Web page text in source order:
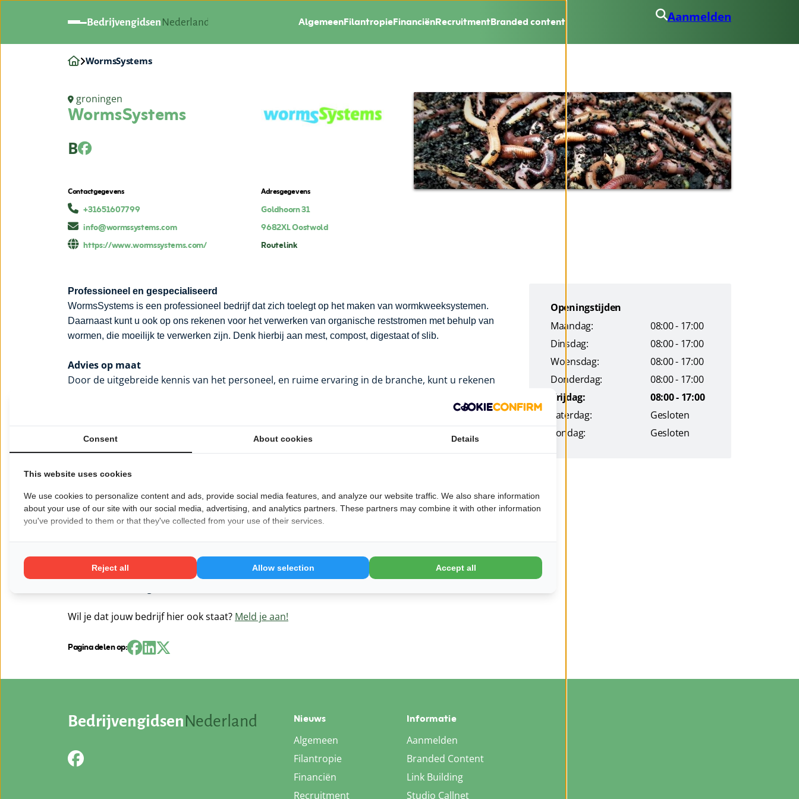
Bedrijvengidsen Nederland AlgemeenFilantropieFinanciënRecruitmentBranded content Aanmelden
WormsSystems
groningen
WormsSystems
B
Contactgegevens
+31651607799
info@wormssystems.com
https://www.wormssystems.com/
Adresgegevens
Goldhoorn 31
9682XLOostwold
Routelink
Professioneel en gespecialiseerd
WormsSystems is een professioneel bedrijf dat zich toelegt op het maken van wormkweeksystemen.
Daarnaast kunt u ook op ons rekenen voor het verwerken van organische reststromen met behulp van
wormen, die moeilijk te verwerken zijn. Denk hierbij aan mest, compost, digestaat of slib.
Advies op maat
Door de uitgebreide kennis van het personeel, en ruime ervaring in de branche, kunt u rekenen
Diensten & producten WormsSystems
Door onze jaren aan ervaring en gespecialiseerde vakkennis kunnen wij een breed aanbod aan
diensten verlenen. U kunt bij ons onder andere terecht voor:
-Vissenvoer
-Visvoer
-Compost wormen
-Vermicompost
-Wormenmest
Wil je dat jouw bedrijf hier ook staat? Meld je aan!
Pagina delen op:
Openingstijden
Maandag:
08:00 - 17:00
Dinsdag:
08:00 - 17:00
Woensdag:
08:00 - 17:00
Donderdag:
08:00 - 17:00
Vrijdag:
08:00 - 17:00
Zaterdag:
Gesloten
Zondag:
Gesloten
BedrijvengidsenNederland Nieuws
Algemeen
Filantropie
Financiën
Recruitment
Informatie
Aanmelden
Branded Content
Link Building
Studio Callnet
Consent About cookies Details
This website uses cookies
We use cookies to personalize content and ads, provide social media features, and analyze our website traffic. We also share information
about your use of our site with our social media, advertising, and analytics partners. These partners may combine it with other information
you've provided to them or that they've collected from your use of their services.
Reject all Allow selection Accept all